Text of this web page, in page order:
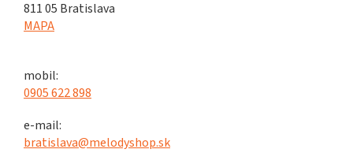
811 05 Bratislava
MAPA
mobil:
0905 622 898
e-mail:
bratislava@melodyshop.sk